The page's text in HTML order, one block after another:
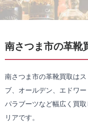
南さつま市の革靴
南さつま市の革靴買取は
ブ、オールデン、エドワ
パラブーツなど幅広く買
リアです。